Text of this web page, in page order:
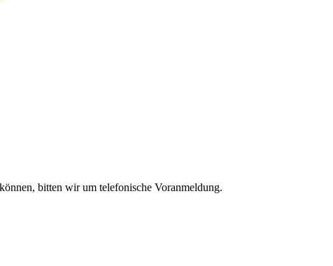
bitten wir um telefonische Voranmeldung.